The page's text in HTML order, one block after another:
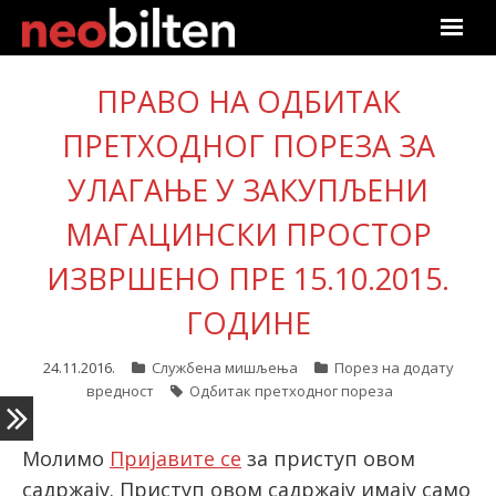
Почетна
Претрага
Актуелно
Подаци
Пријава
ПРАВО НА ОДБИТАК
ПРЕТХОДНОГ ПОРЕЗА ЗА
УЛАГАЊЕ У ЗАКУПЉЕНИ
МАГАЦИНСКИ ПРОСТОР
ИЗВРШЕНО ПРЕ 15.10.2015.
ГОДИНЕ
24.11.2016. Службена мишљења
Порез на додату
вредност
Одбитак претходног пореза
Молимо Пријавите се за приступ овом
садржају. Приступ овом садржају имају само